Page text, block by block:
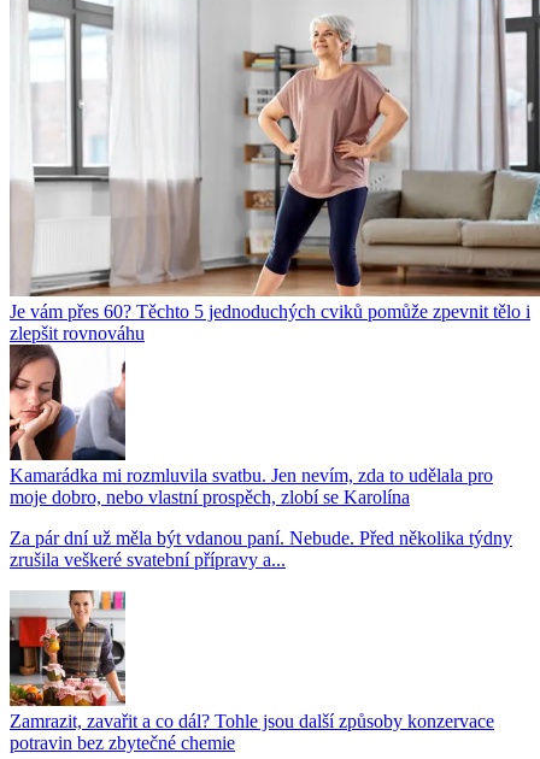
Je vám přes 60? Těchto 5 jednoduchých cviků pomůže zpevnit tělo i
zlepšit rovnováhu
Kamarádka mi rozmluvila svatbu. Jen nevím, zda to udělala pro
moje dobro, nebo vlastní prospěch, zlobí se Karolína
Za pár dní už měla být vdanou paní. Nebude. Před několika týdny
zrušila veškeré svatební přípravy a...
Zamrazit, zavařit a co dál? Tohle jsou další způsoby konzervace
potravin bez zbytečné chemie